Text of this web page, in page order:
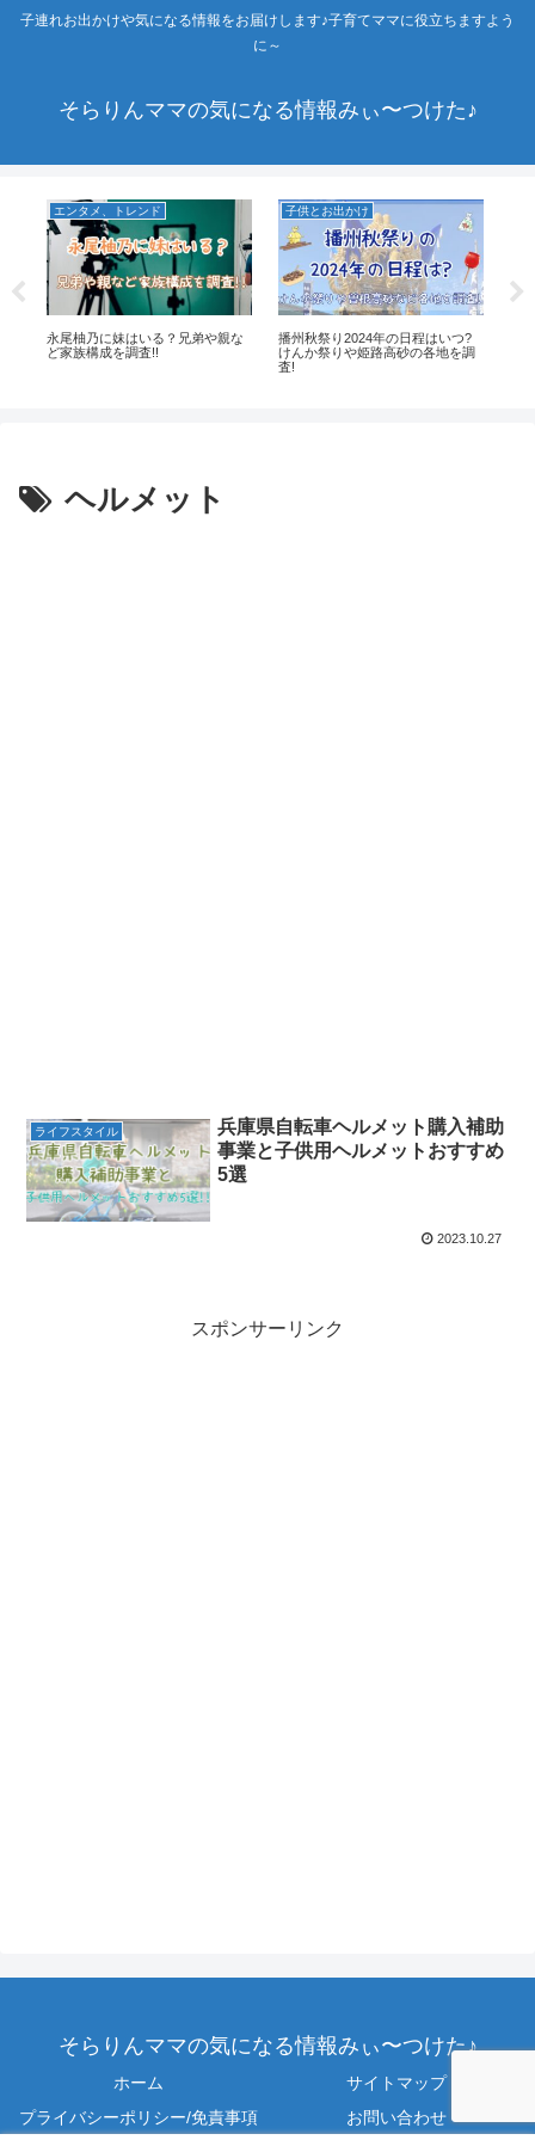
子連れお出かけや気になる情報をお届けします♪子育てママに役立ちますよう
に～
そらりんママの気になる情報みぃ〜つけた♪
エンタメ、トレンド
永尾柚乃に妹はいる？兄弟や親な
ど家族構成を調査!!
子供とお出かけ
播州秋祭り2024年の日程はいつ?
けんか祭りや姫路高砂の各地を調
査!
ヘルメット
ライフスタイル
兵庫県自転車ヘルメット購入補助
事業と子供用ヘルメットおすすめ
5選
2023.10.27
スポンサーリンク
そらりんママの気になる情報みぃ〜つけた♪
ホーム
サイトマップ
プライバシーポリシー/免責事項
お問い合わせ